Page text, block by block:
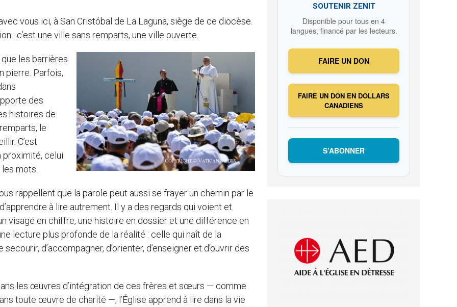
vous ici, à San Cristóbal de La Laguna, siège de ce diocèse.
: c’est une ville sans remparts, une ville ouverte.
les barrières
pierre. Parfois,
des
histoires de
le
C’est
proximité, celui
mots.
rappellent que la parole peut aussi se frayer un chemin par le
à lire autrement. Il y a des regards qui voient et
visage en chiffre, une histoire en dossier et une différence en
lecture plus profonde de la réalité : celle qui naît de la
d’accompagner, d’orienter, d’enseigner et d’ouvrir des
les œuvres d’intégration de ces frères et sœurs — comme
toute œuvre de charité —, l’Église apprend à lire dans la vie
SOUTENIR ZENIT
Disponible pour tous en 4
langues, financé par les lecteurs.
FAIRE UN DON
FAIRE UN DON EN DOLLARS
CANADIENS
S’ABONNER